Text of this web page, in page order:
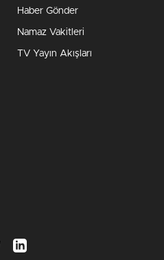
Haber Gönder
Namaz Vakitleri
TV Yayın Akışları